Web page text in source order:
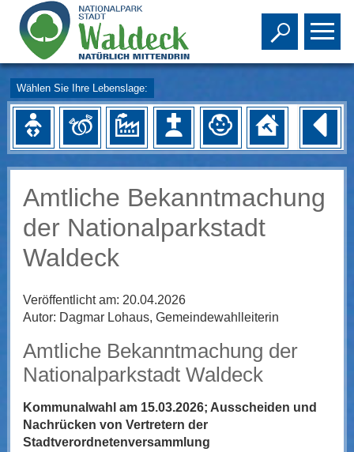
Toggle
Wählen Sie Ihre Lebenslage:
Amtliche Bekanntmachung
der Nationalparkstadt
Waldeck
Veröffentlicht am: 20.04.2026
Autor: Dagmar Lohaus, Gemeindewahlleiterin
Amtliche Bekanntmachung der
Nationalparkstadt Waldeck
Kommunalwahl am 15.03.2026; Ausscheiden und
Nachrücken von Vertretern der
Stadtverordnetenversammlung